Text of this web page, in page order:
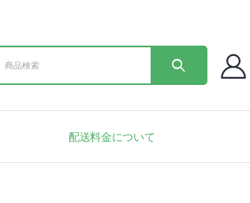
配送料金について